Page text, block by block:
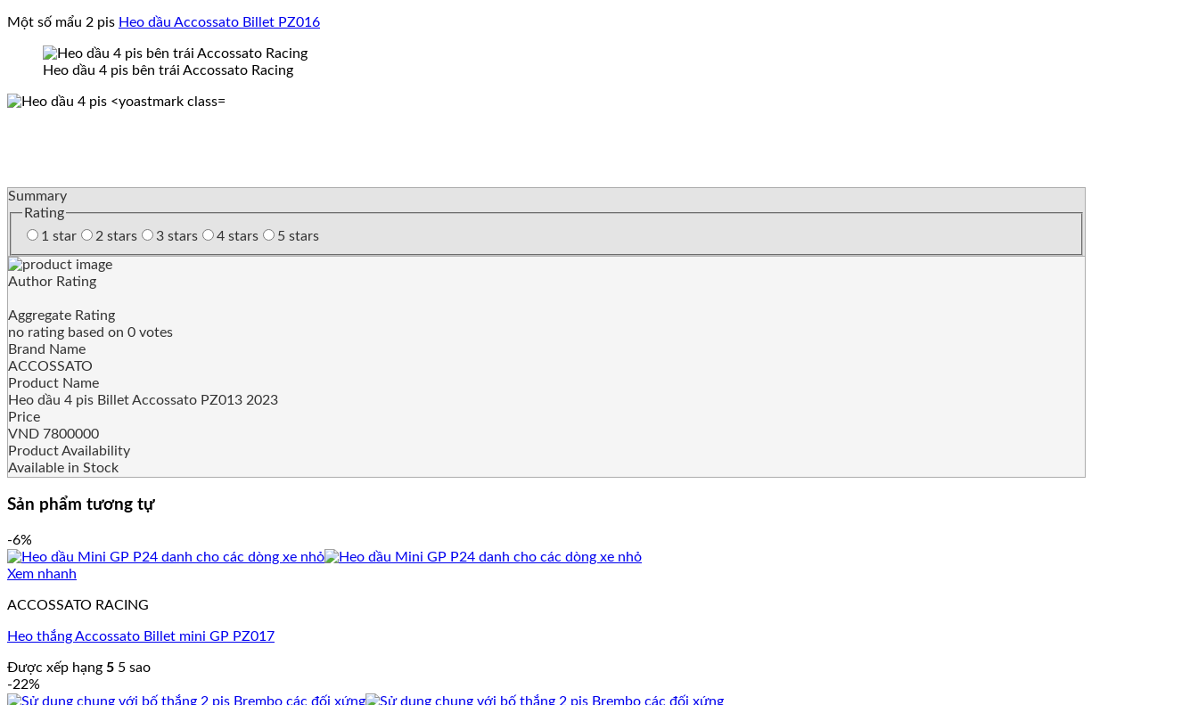
Một số mẩu 2 pis Heo dầu Accossato Billet PZ016
Heo dầu 4 pis bên trái Accossato Racing
Summary
Rating
1 star
2 stars 3 stars 4 stars 5 stars
Author Rating
Aggregate Rating
no rating based on 0 votes
Brand Name
ACCOSSATO
Product Name
Heo dầu 4 pis Billet Accossato PZ013 2023
Price
VND 7800000
Product Availability
Available in Stock
Sản phẩm tương tự
-6%
Xem nhanh
ACCOSSATO RACING
Heo thắng Accossato Billet mini GP PZ017
Được xếp hạng 5 5 sao
-22%